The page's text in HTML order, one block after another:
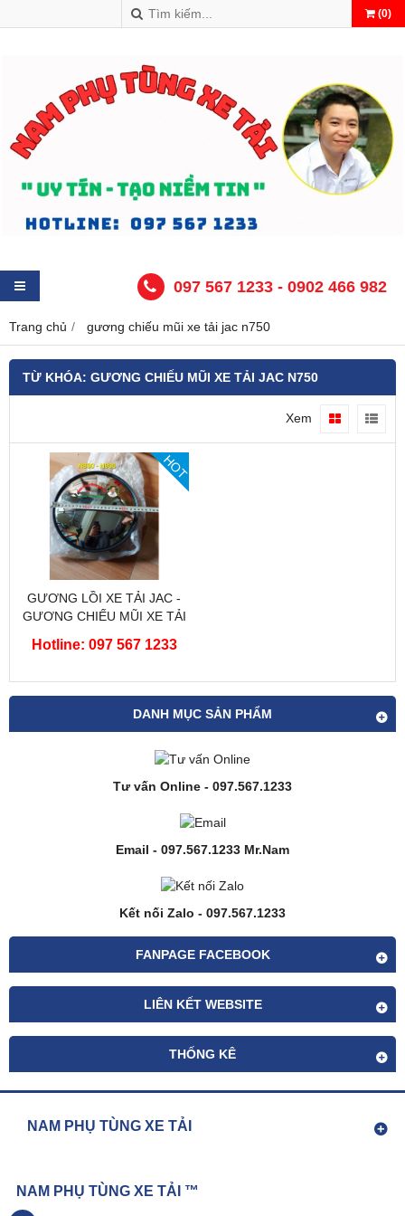
(0)
097 567 1233 - 0902 466 982
Trang chủ gương chiếu mũi xe tải jac n750
DANH MỤC SẢN PHẨM
Tư vấn Online - 097.567.1233
Email - 097.567.1233 Mr.Nam
Kết nối Zalo - 097.567.1233
FANPAGE FACEBOOK
LIÊN KẾT WEBSITE
THỐNG KÊ
TỪ KHÓA: GƯƠNG CHIẾU MŨI XE TẢI JAC N750
Xem
HOT
GƯƠNG LỒI XE TẢI JAC -
GƯƠNG CHIẾU MŨI XE TẢI
Hotline: 097 567 1233
NAM PHỤ TÙNG XE TẢI
NAM PHỤ TÙNG XE TẢI ™